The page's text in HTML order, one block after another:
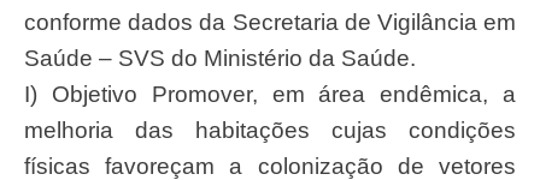
conforme dados da Secretaria de Vigilância em
Saúde – SVS do Ministério da Saúde.
I) Objetivo Promover, em área endêmica, a
melhoria das habitações cujas condições
físicas favoreçam a colonização de vetores